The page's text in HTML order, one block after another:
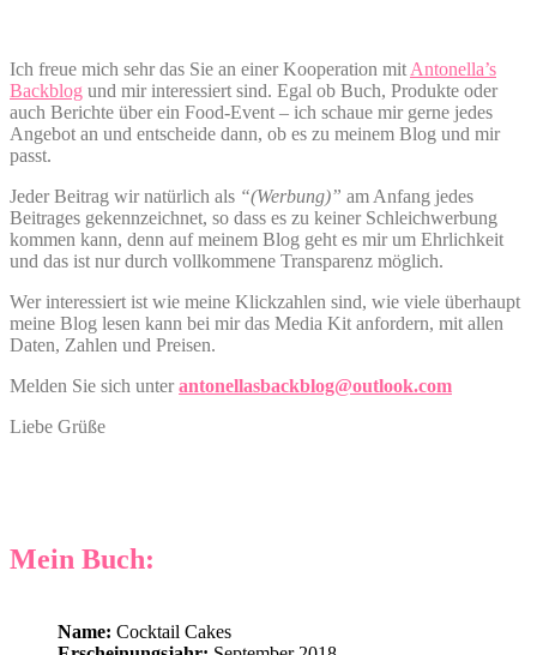
Ich freue mich sehr das Sie an einer Kooperation mit Antonella’s
Backblog und mir interessiert sind. Egal ob Buch, Produkte oder
auch Berichte über ein Food-Event – ich schaue mir gerne jedes
Angebot an und entscheide dann, ob es zu meinem Blog und mir
passt.
Jeder Beitrag wir natürlich als “(Werbung)” am Anfang jedes
Beitrages gekennzeichnet, so dass es zu keiner Schleichwerbung
kommen kann, denn auf meinem Blog geht es mir um Ehrlichkeit
und das ist nur durch vollkommene Transparenz möglich.
Wer interessiert ist wie meine Klickzahlen sind, wie viele überhaupt
meine Blog lesen kann bei mir das Media Kit anfordern, mit allen
Daten, Zahlen und Preisen.
Melden Sie sich unterantonellasbackblog@outlook.com
Liebe Grüße
Mein Buch:
Name: Cocktail Cakes